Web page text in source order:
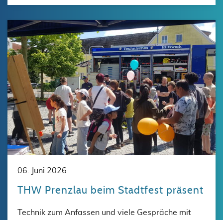
06. Juni 2026
THW Prenzlau beim Stadtfest präsent
Technik zum Anfassen und viele Gespräche mit